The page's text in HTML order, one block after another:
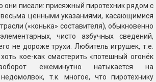
они писали: присяжный пиротехник рядом с
ценными указаниями, касающимися
(«конька» составителя), обыкновенно
чисто азбучных сведений,
не дороже трухи. Любитель игрушек, т.е.
кое-как смастерить «потешный огонёк
ежеминутно натыкается на
т.к. многое, что пиротехнику